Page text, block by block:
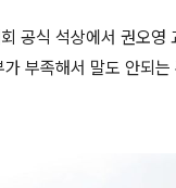
공식 석상에서 권오영
부족해서 말도 안되